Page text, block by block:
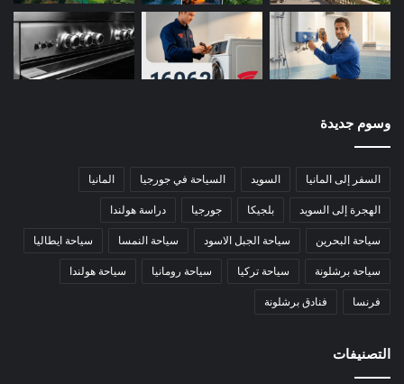
وسوم جديدة
السفر إلى المانيا السويد السياحة في جورجيا المانيا
الهجرة إلى السويد بلجيكا جورجيا دراسة هولندا
سياحة البحرين سياحة الجبل الاسود سياحة النمسا سياحة ايطاليا
سياحة برشلونة سياحة تركيا سياحة رومانيا سياحة هولندا
فرنسا فنادق برشلونة
التصنيفات